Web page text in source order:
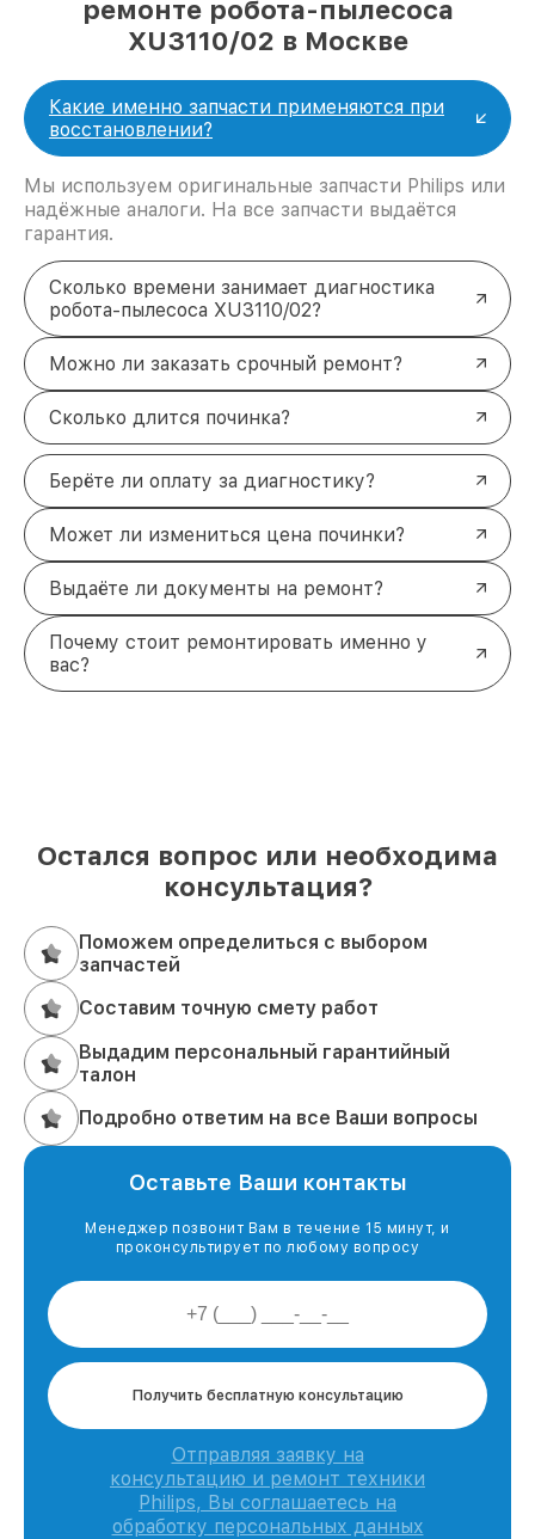
ремонте робота-пылесоса
XU3110/02 в Москве
Какие именно запчасти применяются при
восстановлении?
Мы используем оригинальные запчасти Philips или
надёжные аналоги. На все запчасти выдаётся
гарантия.
Сколько времени занимает диагностика
робота-пылесоса XU3110/02?
Можно ли заказать срочный ремонт?
Сколько длится починка?
Берёте ли оплату за диагностику?
Может ли измениться цена починки?
Выдаёте ли документы на ремонт?
Почему стоит ремонтировать именно у
вас?
Остался вопрос или необходима
консультация?
Поможем определиться с выбором
запчастей
Составим точную смету работ
Выдадим персональный гарантийный
талон
Подробно ответим на все Ваши вопросы
Оставьте Ваши контакты
Менеджер позвонит Вам в течение 15 минут, и
проконсультирует по любому вопросу
Получить бесплатную консультацию
Отправляя заявку на
консультацию и ремонт техники
Philips, Вы соглашаетесь на
обработку персональных данных